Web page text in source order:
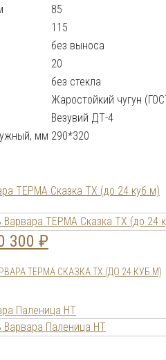
85
115
без выноса
20
без стекла
Жаростойкий чугун
Везувий ДТ-4
мм 290*320
₽.
300 ₽
300 ₽.
ТЕРМА СКАЗКА ТХ (ДО 24 КУБ.М)